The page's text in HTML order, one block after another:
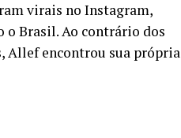
virais no Instagram,
o Brasil. Ao contrário dos
Allef encontrou sua própria